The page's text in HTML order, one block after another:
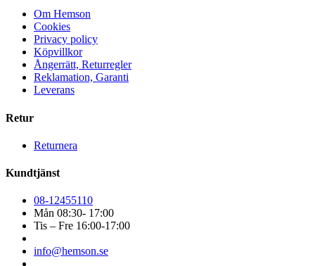
Om Hemson
Cookies
Privacy policy
Köpvillkor
Ångerrätt, Returregler
Reklamation, Garanti
Leverans
Retur
Returnera
Kundtjänst
08-12455110
Mån 08:30- 17:00
Tis – Fre 16:00-17:00
info@hemson.se